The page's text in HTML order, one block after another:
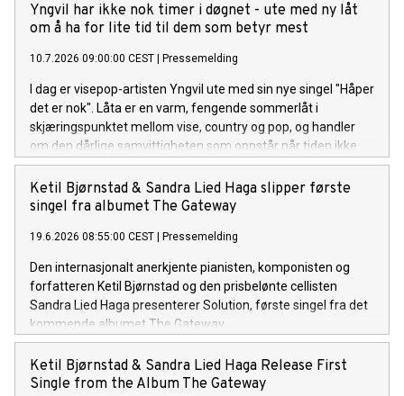
Yngvil har ikke nok timer i døgnet - ute med ny låt
om å ha for lite tid til dem som betyr mest
10.7.2026 09:00:00 CEST | Pressemelding
I dag er visepop-artisten Yngvil ute med sin nye singel "Håper
det er nok". Låta er en varm, fengende sommerlåt i
skjæringspunktet mellom vise, country og pop, og handler
om den dårlige samvittigheten som oppstår når tiden ikke
strekker til for menneskene man er glad i. Lytt til "Håper det
er nok" her.
Ketil Bjørnstad & Sandra Lied Haga slipper første
singel fra albumet The Gateway
19.6.2026 08:55:00 CEST | Pressemelding
Den internasjonalt anerkjente pianisten, komponisten og
forfatteren Ketil Bjørnstad og den prisbelønte cellisten
Sandra Lied Haga presenterer Solution, første singel fra det
kommende albumet The Gateway.
Ketil Bjørnstad & Sandra Lied Haga Release First
Single from the Album The Gateway